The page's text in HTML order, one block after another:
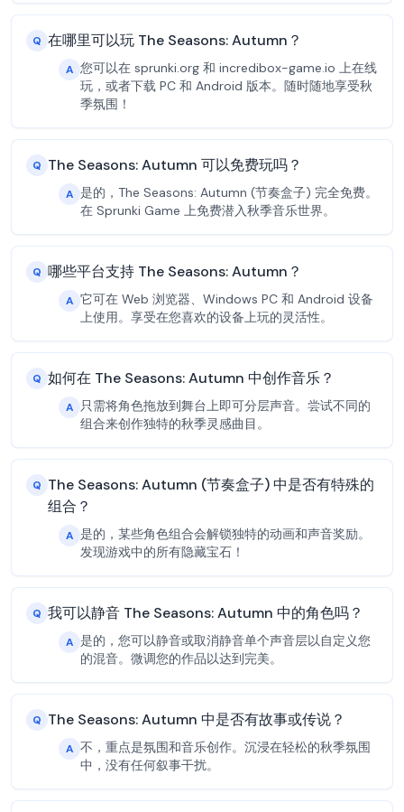
Q 在哪里可以玩 The Seasons: Autumn？
A 您可以在 sprunki.org 和 incredibox-game.io 上在线
玩，或者下载 PC 和 Android 版本。随时随地享受秋
季氛围！
Q The Seasons: Autumn 可以免费玩吗？
A 是的，The Seasons: Autumn (节奏盒子) 完全免费。
在 Sprunki Game 上免费潜入秋季音乐世界。
Q 哪些平台支持 The Seasons: Autumn？
A 它可在 Web 浏览器、Windows PC 和 Android 设备
上使用。享受在您喜欢的设备上玩的灵活性。
Q 如何在 The Seasons: Autumn 中创作音乐？
A 只需将角色拖放到舞台上即可分层声音。尝试不同的
组合来创作独特的秋季灵感曲目。
Q The Seasons: Autumn (节奏盒子) 中是否有特殊的
组合？
A 是的，某些角色组合会解锁独特的动画和声音奖励。
发现游戏中的所有隐藏宝石！
Q 我可以静音 The Seasons: Autumn 中的角色吗？
A 是的，您可以静音或取消静音单个声音层以自定义您
的混音。微调您的作品以达到完美。
Q The Seasons: Autumn 中是否有故事或传说？
A 不，重点是氛围和音乐创作。沉浸在轻松的秋季氛围
中，没有任何叙事干扰。